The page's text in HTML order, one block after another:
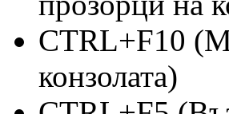
CTRL+F10
конзолата)